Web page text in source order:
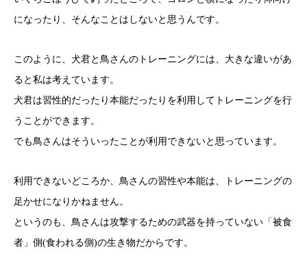
になったり、そんなことはしないと思うんです。
このように、犬君と鳥さんのトレーニングには、大きな違いがあ
ると私は考えています。
犬君は習性的だったり本能だったりを利用してトレーニングを行
うことができます。
でも鳥さんはそういったことが利用できないと思っています。
利用できないどころか、鳥さんの習性や本能は、トレーニングの
足かせになりかねません。
というのも、鳥さんは攻撃するための武器を持っていない「被食
者」側(食われる側)の生き物だからです。